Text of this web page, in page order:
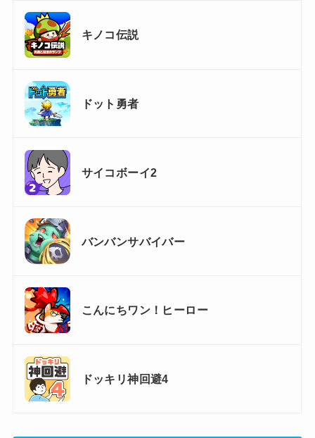
キノコ伝説
ドット勇者
サイコボーイ2
バンバンサバイバー
こんにちワン！ヒーロー
ドッキリ神回避4